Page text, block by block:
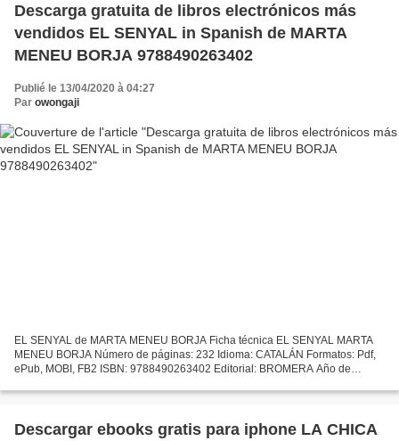
Descarga gratuita de libros electrónicos más
vendidos EL SENYAL in Spanish de MARTA
MENEU BORJA 9788490263402
Publié le 13/04/2020 à 04:27
Par owongaji
EL SENYAL de MARTA MENEU BORJA Ficha técnica EL SENYAL MARTA
MENEU BORJA Número de páginas: 232 Idioma: CATALÁN Formatos: Pdf,
ePub, MOBI, FB2 ISBN: 9788490263402 Editorial: BROMERA Año de
Descargar ebooks gratis para iphone LA CHICA